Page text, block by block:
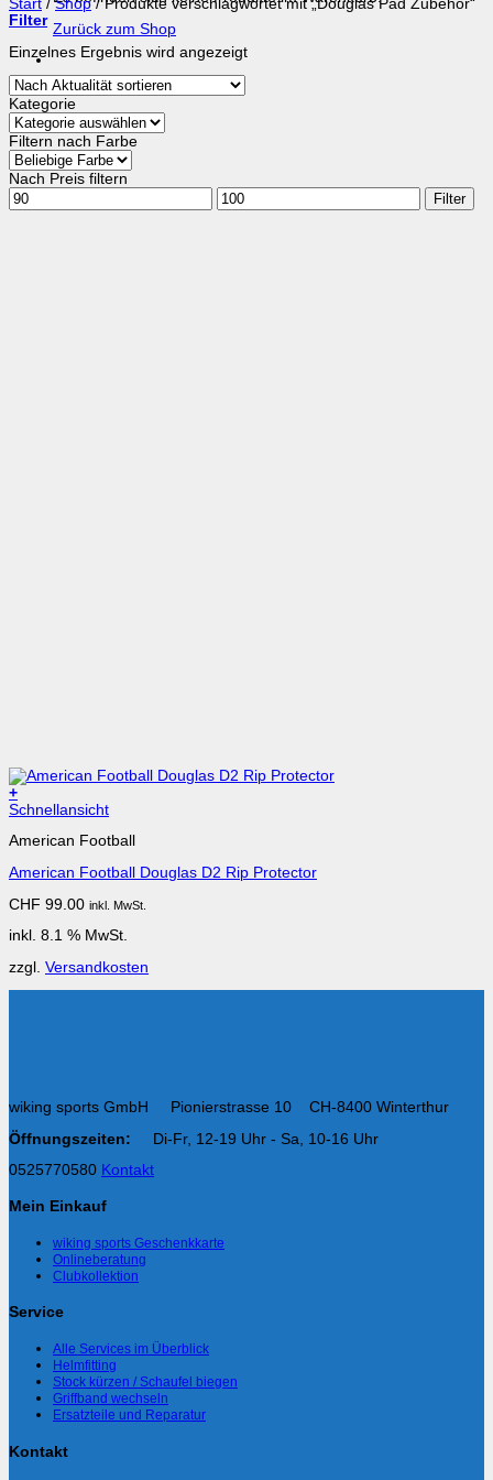
Zurück zum Shop
Start / Shop /Produkte verschlagwortet mit „Douglas Pad Zubehör“
Filter
Einzelnes Ergebnis wird angezeigt
Kategorie
Filtern nach Farbe
Nach Preis filtern
Min.
Preis
Max.
Preis
Filter
+
Schnellansicht
American Football
American Football Douglas D2 Rip Protector
CHF 99.00 inkl. MwSt.
inkl. 8.1 % MwSt.
zzgl. Versandkosten
wiking sports GmbH Pionierstrasse 10 CH-8400 Winterthur
Öffnungszeiten: Di-Fr, 12-19 Uhr - Sa, 10-16 Uhr
0525770580 Kontakt
Mein Einkauf
wiking sports Geschenkkarte
Onlineberatung
Clubkollektion
Service
Alle Services im Überblick
Helmfitting
Stock kürzen / Schaufel biegen
Griffband wechseln
Ersatzteile und Reparatur
Kontakt